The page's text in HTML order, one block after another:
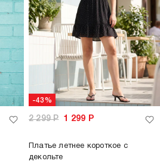
-43%
2 299Р 1 299 Р
Платье летнее короткое с
декольте